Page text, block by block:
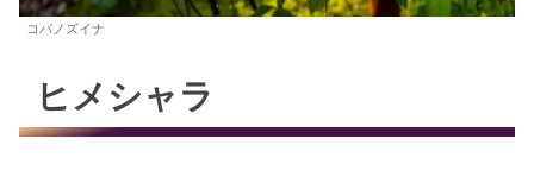
コバノズイナ
ヒメシャラ